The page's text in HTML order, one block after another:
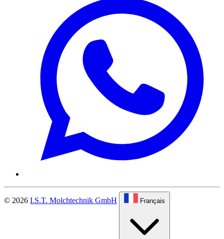
© 2026 I.S.T. Molchtechnik GmbH Français